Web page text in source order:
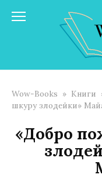
Wow-Books » Книги
шкуру злодейки»
«Добро